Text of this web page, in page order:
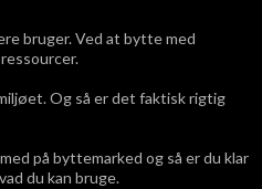
bruger. Ved at bytte med
Og så er det faktisk rigtig
på byttemarked og så er du klar
du kan bruge.